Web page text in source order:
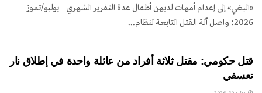
«البغي» إلى إعدام أمهات لديهن أطفال عدة التقرير الشهري - يوليو/تموز
2026: واصل آلة القتل التابعة لنظام...
قتل حكومي: مقتل ثلاثة أفراد من عائلة واحدة في إطلاق نار
تعسفي